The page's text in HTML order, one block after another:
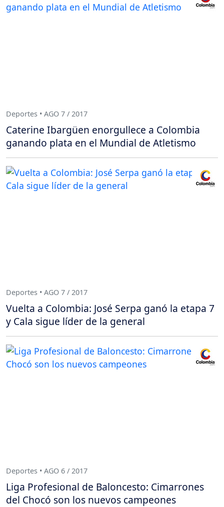
Deportes • AGO 7 / 2017
Caterine Ibargüen enorgullece a Colombia
ganando plata en el Mundial de Atletismo
Deportes • AGO 7 / 2017
Vuelta a Colombia: José Serpa ganó la etapa 7
y Cala sigue líder de la general
Deportes • AGO 6 / 2017
Liga Profesional de Baloncesto: Cimarrones
del Chocó son los nuevos campeones